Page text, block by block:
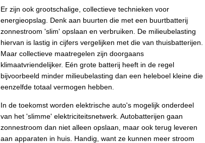
Er zijn ook grootschalige, collectieve technieken voor
energieopslag. Denk aan buurten die met een buurtbatterij
zonnestroom 'slim' opslaan en verbruiken. De milieubelasting
hiervan is lastig in cijfers vergelijken met die van thuisbatterijen.
Maar collectieve maatregelen zijn doorgaans
klimaatvriendelijker. Eén grote batterij heeft in de regel
bijvoorbeeld minder milieubelasting dan een heleboel kleine die
eenzelfde totaal vermogen hebben.
In de toekomst worden elektrische auto's mogelijk onderdeel
van het 'slimme' elektriciteitsnetwerk. Autobatterijen gaan
zonnestroom dan niet alleen opslaan, maar ook terug leveren
aan apparaten in huis. Handig, want ze kunnen meer stroom